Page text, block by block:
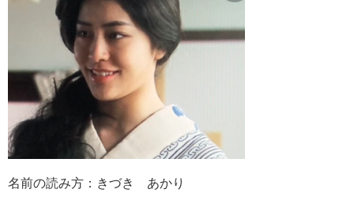
名前の読み方：きづき あかり